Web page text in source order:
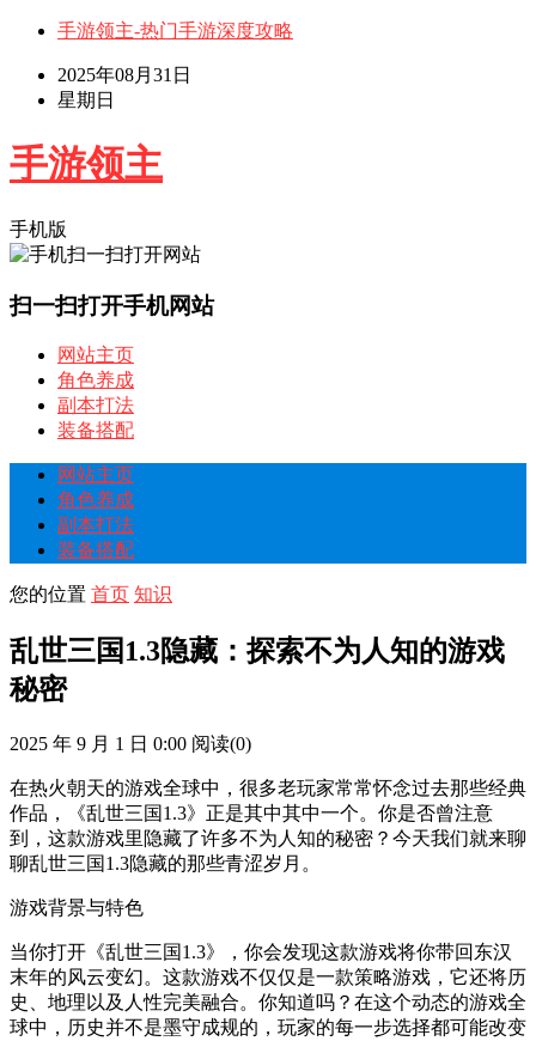
手游领主-热门手游深度攻略
2025年08月31日
星期日
手游领主
手机版
扫一扫打开手机网站
网站主页
角色养成
副本打法
装备搭配
网站主页
角色养成
副本打法
装备搭配
您的位置 首页 知识
乱世三国1.3隐藏：探索不为人知的游戏
秘密
2025 年 9 月 1 日 0:00 阅读(0)
在热火朝天的游戏全球中，很多老玩家常常怀念过去那些经典
作品，《乱世三国1.3》正是其中其中一个。你是否曾注意
到，这款游戏里隐藏了许多不为人知的秘密？今天我们就来聊
聊乱世三国1.3隐藏的那些青涩岁月。
游戏背景与特色
当你打开《乱世三国1.3》，你会发现这款游戏将你带回东汉
末年的风云变幻。这款游戏不仅仅是一款策略游戏，它还将历
史、地理以及人性完美融合。你知道吗？在这个动态的游戏全
球中，历史并不是墨守成规的，玩家的每一步选择都可能改变